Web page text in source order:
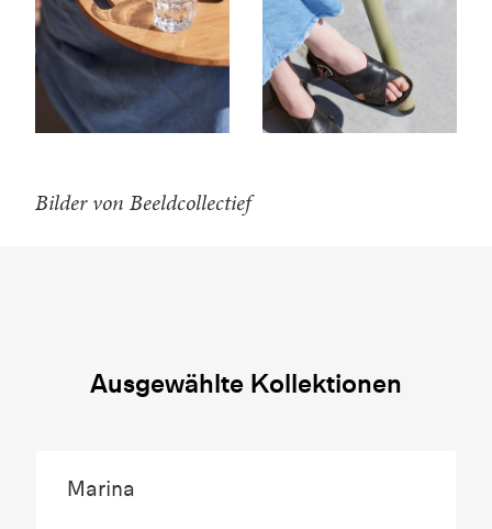
Bilder von Beeldcollectief
Ausgewählte Kollektionen
Marina